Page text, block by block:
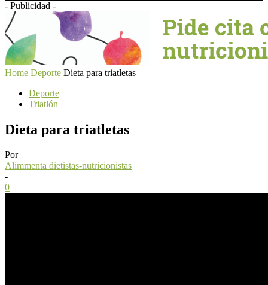
- Publicidad -
Home Deporte Dieta para triatletas
Deporte
Triatlón
Dieta para triatletas
Por
Alimmenta dietistas-nutricionistas
-
0